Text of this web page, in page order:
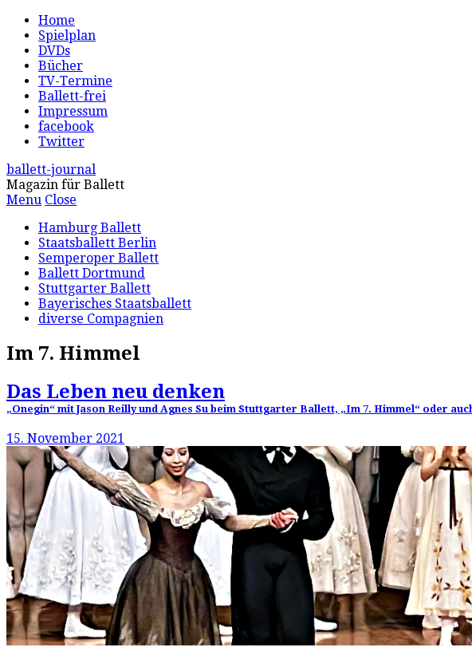
Home
Spielplan
DVDs
Bücher
TV-Termine
Ballett-frei
Impressum
facebook
Twitter
ballett-journal
Magazin für Ballett
Menu Close
Hamburg Ballett
Staatsballett Berlin
Semperoper Ballett
Ballett Dortmund
Stuttgarter Ballett
Bayerisches Staatsballett
diverse Compagnien
Im 7. Himmel
Das Leben neu denken
„Onegin“ mit Jason Reilly und Agnes Su beim Stuttgarter Ballett, „Im 7. Himmel“ oder
15. November 2021